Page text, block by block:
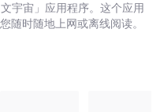
文宇宙」应用程序。这个应用
随时随地上网或离线阅读。